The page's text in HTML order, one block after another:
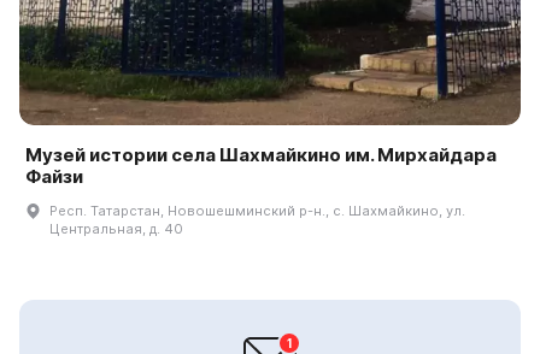
Музей истории села Шахмайкино им. Мирхайдара
Файзи
Респ. Татарстан, Новошешминский р-н., с. Шахмайкино, ул.
Центральная, д. 40